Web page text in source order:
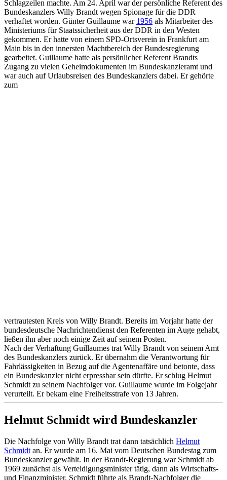
Schlagzeilen machte. Am 24. April war der persönliche Referent des
Bundeskanzlers Willy Brandt wegen Spionage für die DDR
verhaftet worden. Günter Guillaume war 1956 als Mitarbeiter des
Ministeriums für Staatssicherheit aus der DDR in den Westen
gekommen. Er hatte von einem SPD-Ortsverein in Frankfurt am
Main bis in den innersten Machtbereich der Bundesregierung
gearbeitet. Guillaume hatte als persönlicher Referent Brandts
Zugang zu vielen Geheimdokumenten im Bundeskanzleramt und
war auch auf Urlaubsreisen des Bundeskanzlers dabei. Er gehörte
zum
vertrautesten Kreis von Willy Brandt. Bereits im Vorjahr hatte der
bundesdeutsche Nachrichtendienst den Referenten im Auge gehabt,
ließen ihn aber noch einige Zeit auf seinem Posten.
Nach der Verhaftung Guillaumes trat Willy Brandt von seinem Amt
des Bundeskanzlers zurück. Er übernahm die Verantwortung für
Fahrlässigkeiten in Bezug auf die Agentenaffäre und betonte, dass
ein Bundeskanzler nicht erpressbar sein dürfte. Er schlug Helmut
Schmidt zu seinem Nachfolger vor. Guillaume wurde im Folgejahr
verurteilt. Er bekam eine Freiheitsstrafe von 13 Jahren.
Helmut Schmidt wird Bundeskanzler
Die Nachfolge von Willy Brandt trat dann tatsächlich Helmut
Schmidt an. Er wurde am 16. Mai vom Deutschen Bundestag zum
Bundeskanzler gewählt. In der Brandt-Regierung war Schmidt ab
1969 zunächst als Verteidigungsminister tätig, dann als Wirtschafts-
und Finanzminister. Schmidt führte als Brandt-Nachfolger die